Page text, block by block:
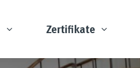
Zertifikate